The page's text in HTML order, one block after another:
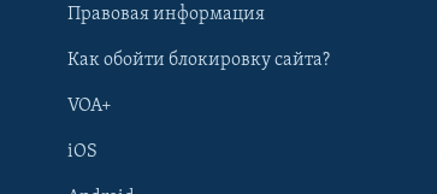
Правовая информация
Как обойти блокировку сайта?
VOA+
iOS